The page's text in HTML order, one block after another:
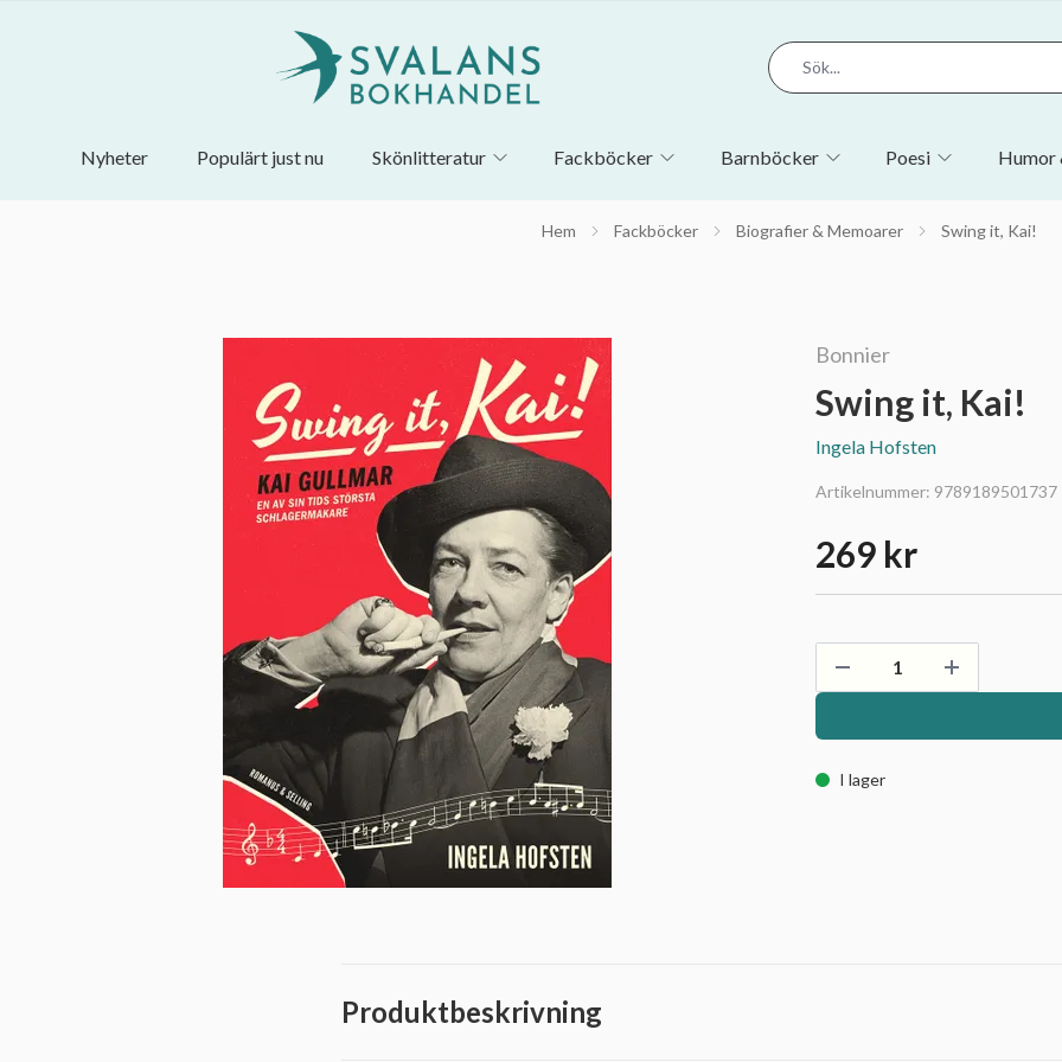
Nyheter Populärt just nu Skönlitteratur Fackböcker Barnböcker Poesi Humor
Hem Fackböcker Biografier & Memoarer Swing it, Kai!
Bonnier
Swing it, Kai!
Ingela Hofsten
Artikelnummer: 9789189501737
269 kr
I lager
Produktbeskrivning